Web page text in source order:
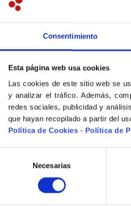
Consentimiento
Esta página web usa cookies
Las cookies de este sitio web se
y analizar el tráfico. Además,
redes sociales, publicidad y
que hayan recopilado a partir del
Política de Cookies - Política de
consentimiento
Necesarias
Collège
Total